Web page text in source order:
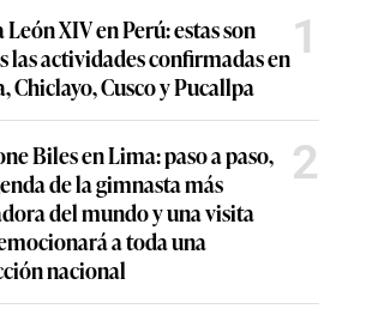
León XIV en Perú: estas son
las actividades confirmadas en
Chiclayo, Cusco y Pucallpa
1
Biles en Lima: paso a paso,
de la gimnasta más
del mundo y una visita
a toda una
nacional
2